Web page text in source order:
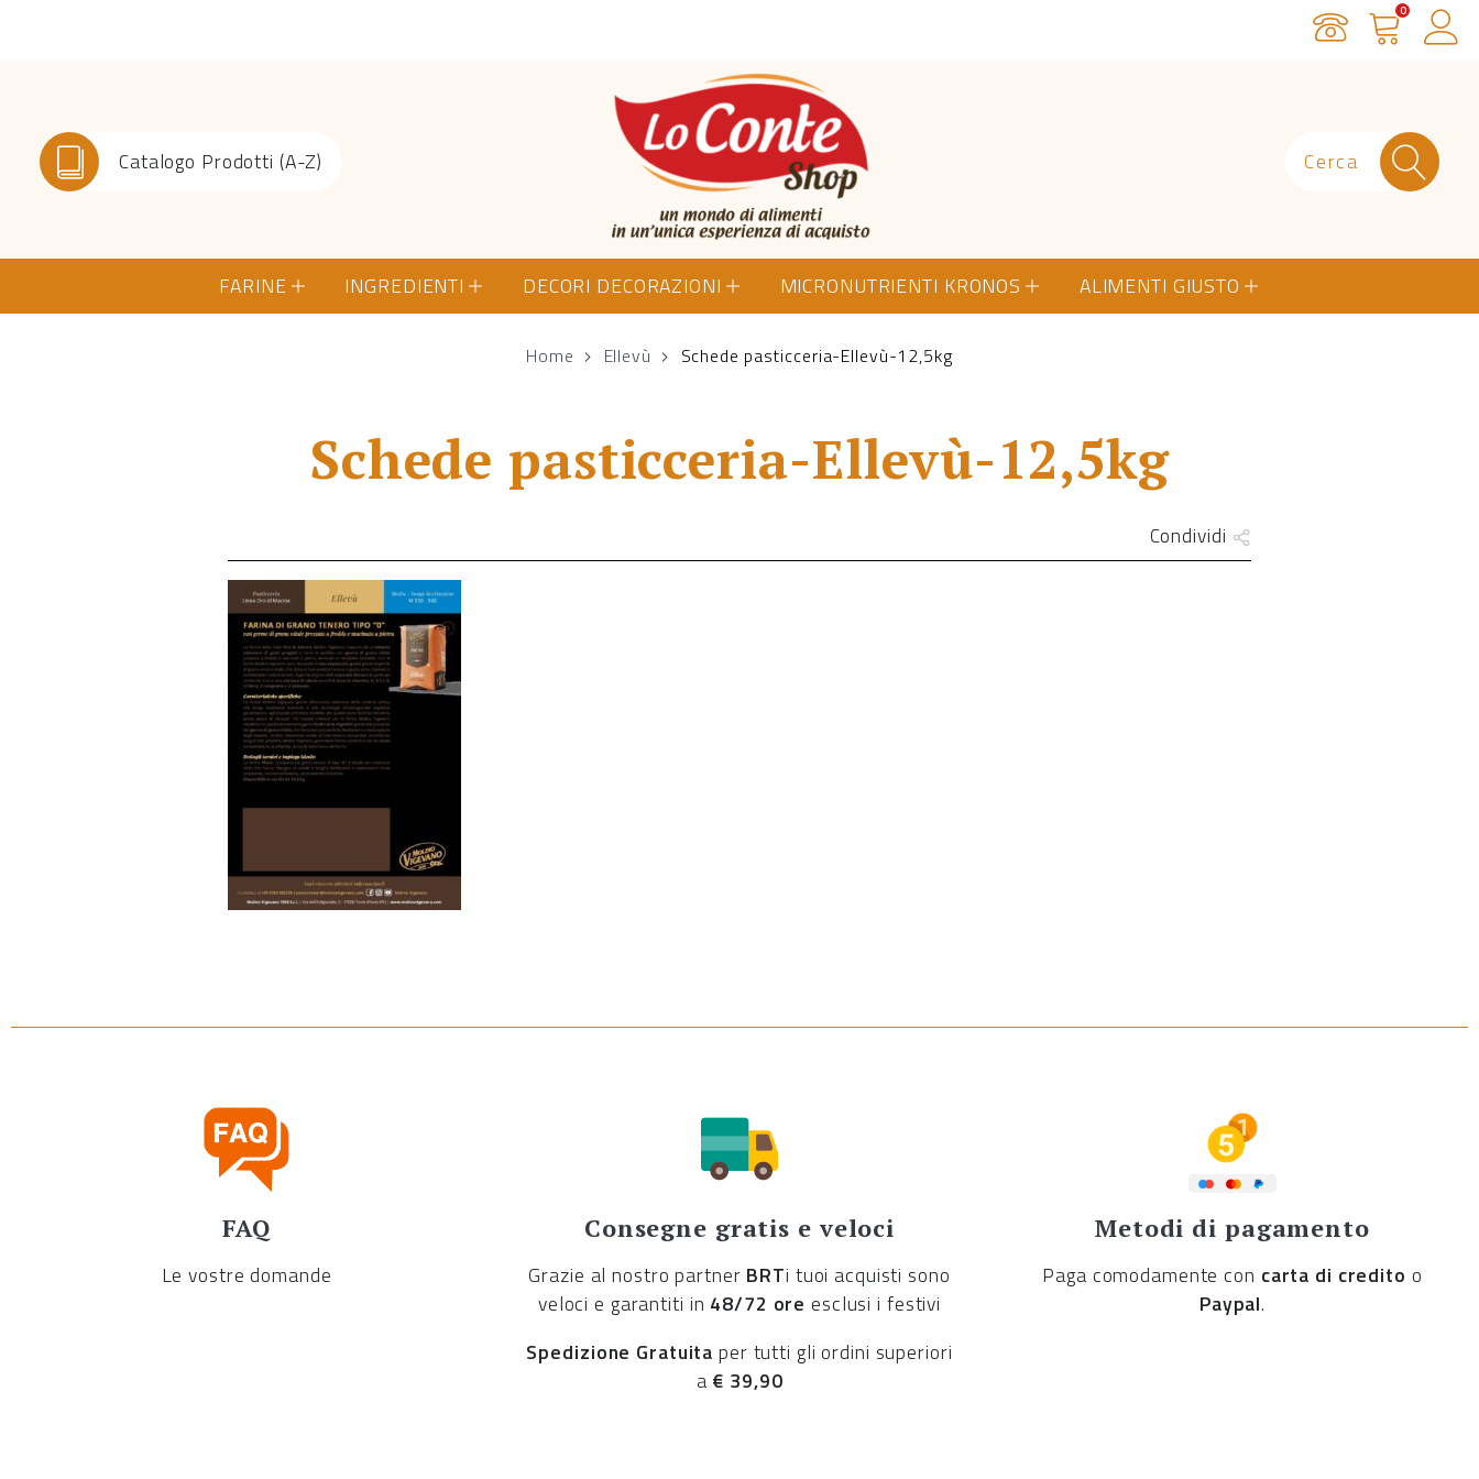
Servizio Clienti
Carrello
0
Catalogo Prodotti (A-Z)
Lo Conte Shop
FARINE INGREDIENTI DECORI DECORAZIONI MICRONUTRIENTI KRONOS ALIMENTI GIUSTO
Home Ellevù Schede pasticceria-Ellevù-12,5kg
Schede pasticceria-Ellevù-12,5kg
Condividi
FAQ
Le vostre domande
Consegne gratis e veloci
Grazie al nostro partner BRTi tuoi acquisti sono
veloci e garantiti in 48/72 ore esclusi i festivi
Spedizione Gratuita per tutti gli ordini superiori
a € 39,90
Metodi di pagamento
Paga comodamente con carta di credito o
Paypal.